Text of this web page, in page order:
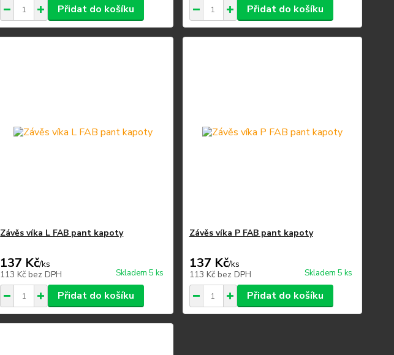
Přidat do košíku Přidat do košíku
Závěs víka L FAB pant kapoty
137 Kč/ks
113 Kčbez DPH Skladem 5 ks
Přidat do košíku
Závěs víka P FAB pant kapoty
137 Kč/ks
113 Kč bez DPH Skladem 5 ks
Přidat do košíku